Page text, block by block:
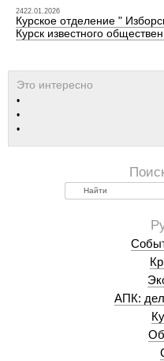
2422.01.2026
Курское отделение "
Курск известного
Найти
АПК: